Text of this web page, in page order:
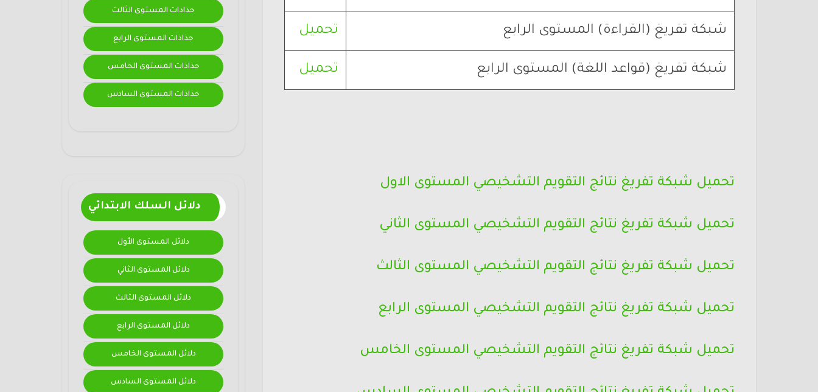
جذاذات المستوى الثالث
جذاذات المستوى الرابع
جذاذات المستوى الخامس
جذاذات المستوى السادس
دلائل السلك الابتدائي
دلائل المستوى الأول
دلائل المستوى الثاني
دلائل المستوى الثالث
دلائل المستوى الرابع
دلائل المستوى الخامس
دلائل المستوى السادس
شبكة تفريغ (القراءة) المستوى الرابع تحميل
شبكة تفريغ (قواعد اللغة) المستوى الرابع تحميل
تحميل شبكة تفريغ نتائج التقويم التشخيصي المستوى الاول
تحميل شبكة تفريغ نتائج التقويم التشخيصي المستوى الثاني
تحميل شبكة تفريغ نتائج التقويم التشخيصي المستوى الثالث
تحميل شبكة تفريغ نتائج التقويم التشخيصي المستوى الرابع
تحميل شبكة تفريغ نتائج التقويم التشخيصي المستوى الخامس